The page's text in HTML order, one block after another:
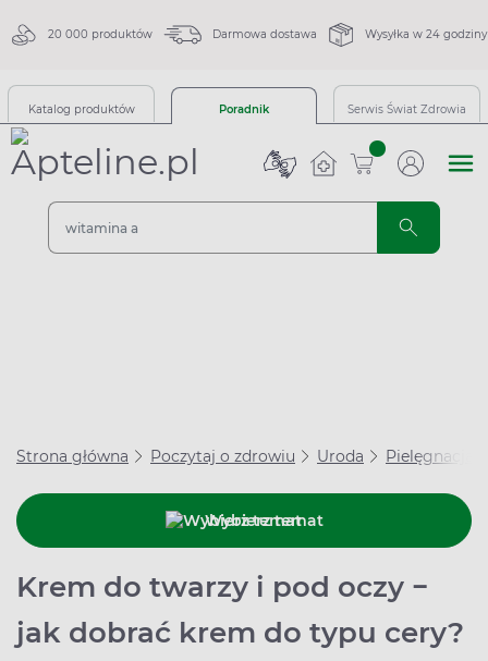
20 000 produktów Darmowa dostawa Wysyłka w 24 godziny
Katalog produktów Poradnik Serwis Świat Zdrowia
sztuk
Strona główna Poczytaj o zdrowiu Uroda Pielęgnacja
Wybierz temat
Krem do twarzy i pod oczy −
jak dobrać krem do typu cery?